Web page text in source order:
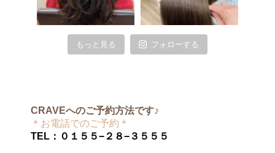
もっと見る フォローする
CRAVEへのご予約方法です♪
＊お電話でのご予約＊
TEL：０１５５−２８−３５５５